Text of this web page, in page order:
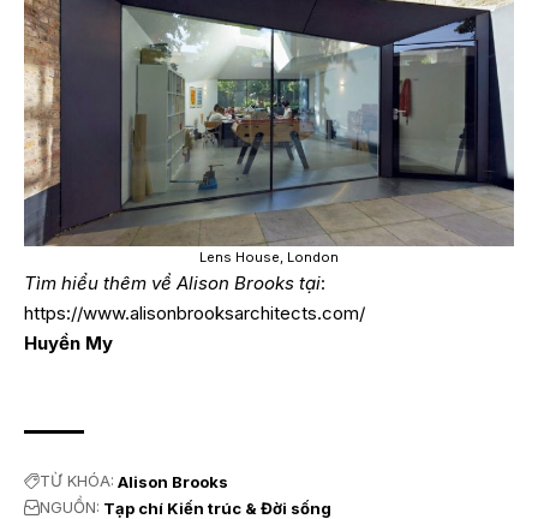
Lens House, London
Tìm hiểu thêm về Alison Brooks tại:
https://www.alisonbrooksarchitects.com/
Huyền My
TỪ KHÓA: Alison Brooks
NGUỒN: Tạp chí Kiến trúc & Đời sống